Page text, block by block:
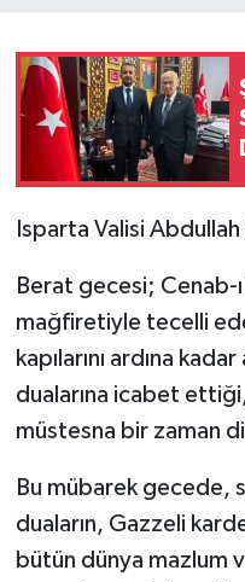
Isparta Valisi Abdullah
Berat gecesi; Cenab-
mağfiretiyle tecelli
kapılarını ardına
dualarına icabet
müstesna bir zaman
Bu mübarek gecede,
duaların, Gazzeli
bütün dünya mazlum